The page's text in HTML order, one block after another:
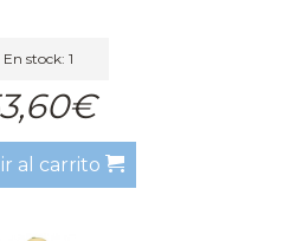
En stock: 1
al carrito